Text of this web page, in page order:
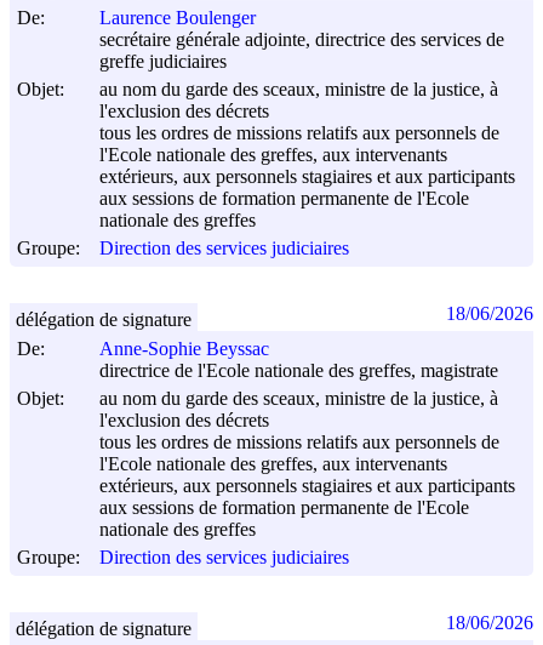
De:
Laurence Boulenger
secrétaire générale adjointe, directrice des services de
greffe judiciaires
Objet:
au nom du garde des sceaux, ministre de la justice, à
l'exclusion des décrets
tous les ordres de missions relatifs aux personnels de
l'Ecole nationale des greffes, aux intervenants
extérieurs, aux personnels stagiaires et aux participants
aux sessions de formation permanente de l'Ecole
nationale des greffes
Groupe:
Direction des services judiciaires
De:
Anne-Sophie Beyssac
directrice de l'Ecole nationale des greffes, magistrate
Objet:
au nom du garde des sceaux, ministre de la justice, à
l'exclusion des décrets
tous les ordres de missions relatifs aux personnels de
l'Ecole nationale des greffes, aux intervenants
extérieurs, aux personnels stagiaires et aux participants
aux sessions de formation permanente de l'Ecole
nationale des greffes
Groupe:
Direction des services judiciaires
délégation de signature 18/06/2026
délégation de signature 18/06/2026